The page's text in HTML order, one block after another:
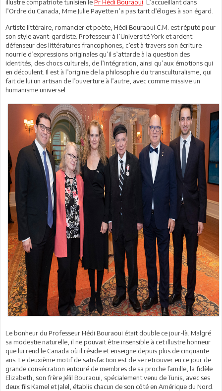
illustre compatriote tunisien lePr Hédi Bouraoui . L’accueillant dans
l’Ordre du Canada, Mme Julie Payette n’a pas tarit d’éloges à son égard.
Artiste littéraire, romancier et poète, Hédi Bouraoui C.M. est réputé pour
son style avant-gardiste. Professeur à l’Université York et ardent
défenseur des littératures francophones, c’est à travers son écriture
nourrie d’expressions originales qu’il s’attarde à la question des
identités, des chocs culturels, de l’intégration, ainsi qu’aux émotions qui
en découlent. Il est à l’origine de la philosophie du transculturalisme, qui
fait de lui un artisan de l’ouverture à l’autre, avec comme missive un
humanisme universel.
Le bonheur du Professeur Hédi Bouraoui était double ce jour-là. Malgré
sa modestie naturelle, il ne pouvait être insensible à cet illustre honneur
que lui rend le Canada où il réside et enseigne depuis plus de cinquante
ans. Le deuxième motif de satisfaction est de se retrouver en ce jour de
grande consécration entouré de membres de sa proche famille, la fidèle
Elizabeth, son frère Jélil Bouraoui, spécialement venu de Tunis, avec ses
deux fils Kamel et Jalel, établis chacun de son côté en Amérique du Nord.